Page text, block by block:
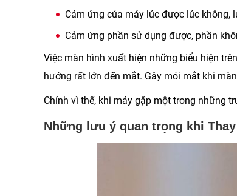
Cảm ứng của máy lúc được lúc không,
Cảm ứng phần sử dụng được, phần
Việc màn hình xuất hiện những biểu hiện
hưởng rất lớn đến mắt. Gây mỏi mắt khi
Chính vì thế, khi máy gặp một trong những
Những lưu ý quan trọng khi